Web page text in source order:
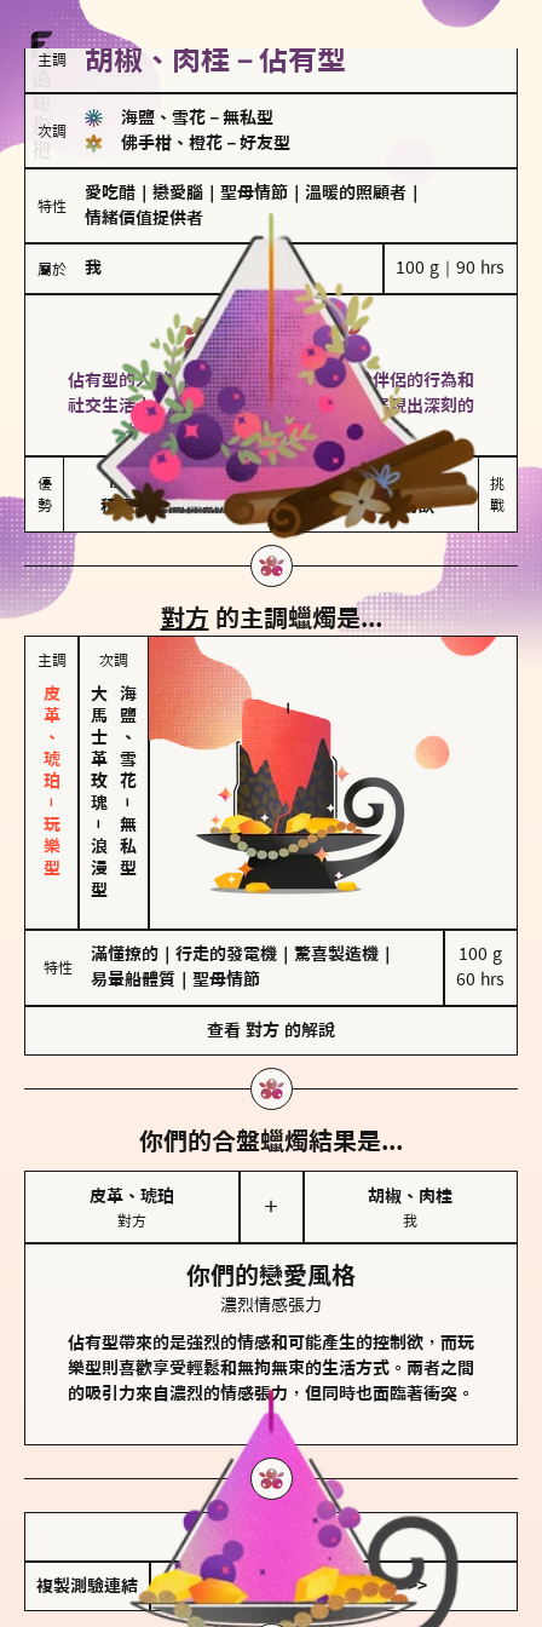
主調 胡椒、肉桂－佔有型
次調
海鹽、雪花 － 無私型
佛手柑、橙花 － 好友型
特性
愛吃醋 戀愛腦 聖母情節 溫暖的照顧者
情緒價值提供者
屬於 我 100 g｜90 hrs
佔有型
胡椒、肉桂
佔有型的人對愛情有強烈的保護欲，對於伴侶的行為和
社交生活十分敏感、容易吃醋。在關係中展現出深刻的
投入和激情，但也可能讓人感到窒息。
優
勢
能建立緊密關係
積極維繫關係熱度
嫉妒心較強
可能出現控制欲
挑
戰
對方 的主調蠟燭是...
主調
皮革、琥珀－玩樂型
次調
大馬士革玫瑰
－
浪漫型
海鹽、雪花
－
無私型
特性
滿懂撩的 行走的發電機 驚喜製造機
易暈船體質
聖母情節
100 g
60 hrs
查看 對方 的解說
你們的合盤蠟燭結果是...
皮革、琥珀
對方
＋
胡椒、肉桂
我
你們的戀愛風格
濃烈情感張力
佔有型帶來的是強烈的情感和可能產生的控制欲，而玩
樂型則喜歡享受輕鬆和無拘無束的生活方式。兩者之間
的吸引力來自濃烈的情感張力，但同時也面臨著衝突。
儲存我的結果圖
複製測驗連結 查看香氛類型全解析 >>>